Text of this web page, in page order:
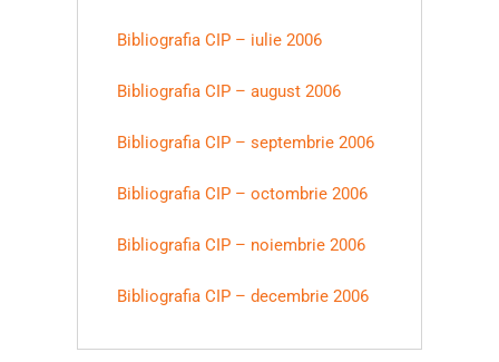
Bibliografia CIP – iulie 2006
Bibliografia CIP – august 2006
Bibliografia CIP – septembrie 2006
Bibliografia CIP – octombrie 2006
Bibliografia CIP – noiembrie 2006
Bibliografia CIP – decembrie 2006